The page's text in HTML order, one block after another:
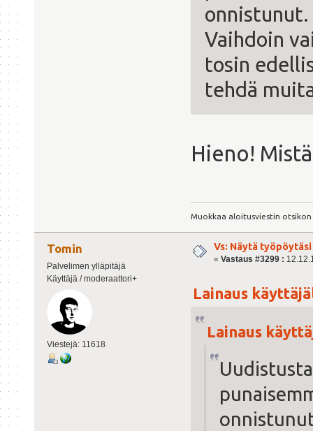
onnistunut.
Vaihdoin
tosin
tehdä
Hieno!
Muokkaa aloitusviestin otsikon
Tomin
Palvelimen ylläpitäjä
Käyttäjä / moderaattori+
Viestejä: 11618
Vs: Näytä työpöytäsi
« Vastaus #3299 :
Lainaus
Lainaus